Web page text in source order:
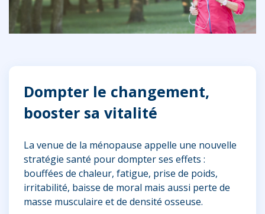
Dompter le changement,
booster sa vitalité
La venue de la ménopause appelle une nouvelle
stratégie santé pour dompter ses effets :
bouffées de chaleur, fatigue, prise de poids,
irritabilité, baisse de moral mais aussi perte de
masse musculaire et de densité osseuse.